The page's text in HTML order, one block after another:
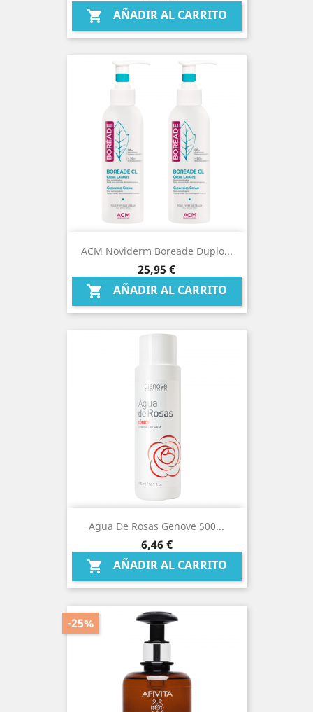
 AÑADIR AL CARRITO
ACM Noviderm Boreade Duplo...
Precio
25,95 €
 AÑADIR AL CARRITO
Agua De Rosas Genove 500...
Precio
6,46 €
 AÑADIR AL CARRITO
-25%